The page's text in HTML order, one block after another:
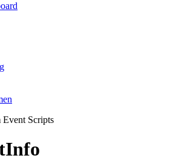
Scripts